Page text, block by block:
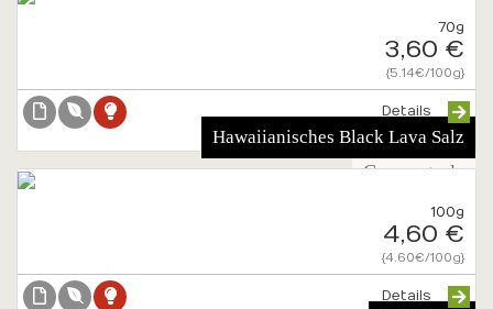
Hawaiianisches Black Lava Salz
Gourmetsalz
70g
3,60 €
{5.14€/100g}
Details
100g
4,60 €
{4.60€/100g}
Details